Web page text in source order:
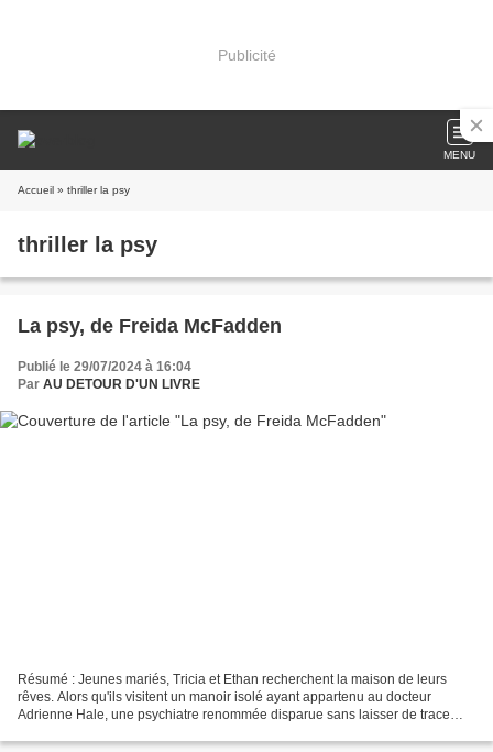
Publicité
MENU
Accueil » thriller la psy
thriller la psy
La psy, de Freida McFadden
Publié le 29/07/2024 à 16:04
Par AU DETOUR D'UN LIVRE
Résumé : Jeunes mariés, Tricia et Ethan recherchent la maison de leurs
rêves. Alors qu'ils visitent un manoir isolé ayant appartenu au docteur
Adrienne Hale, une psychiatre renommée disparue sans laisser de trace